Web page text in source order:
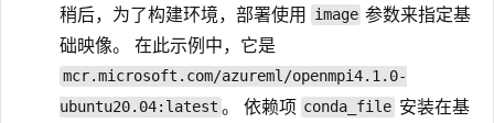
稍后，为了构建环境，部署使用 image 参数来指定基
础映像。 在此示例中，它是
mcr.microsoft.com/azureml/openmpi4.1.0-
ubuntu20.04:latest 。 依赖项 conda_file 安装在基